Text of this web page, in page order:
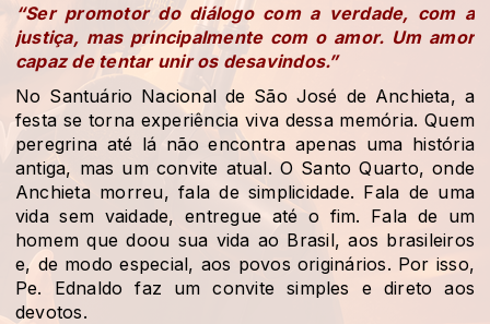
“Ser promotor do diálogo com a verdade, com a
justiça, mas principalmente com o amor. Um amor
capaz de tentar unir os desavindos.”
No Santuário Nacional de São José de Anchieta, a
festa se torna experiência viva dessa memória. Quem
peregrina até lá não encontra apenas uma história
antiga, mas um convite atual. O Santo Quarto, onde
Anchieta morreu, fala de simplicidade. Fala de uma
vida sem vaidade, entregue até o fim. Fala de um
homem que doou sua vida ao Brasil, aos brasileiros
e, de modo especial, aos povos originários. Por isso,
Pe. Ednaldo faz um convite simples e direto aos
devotos.